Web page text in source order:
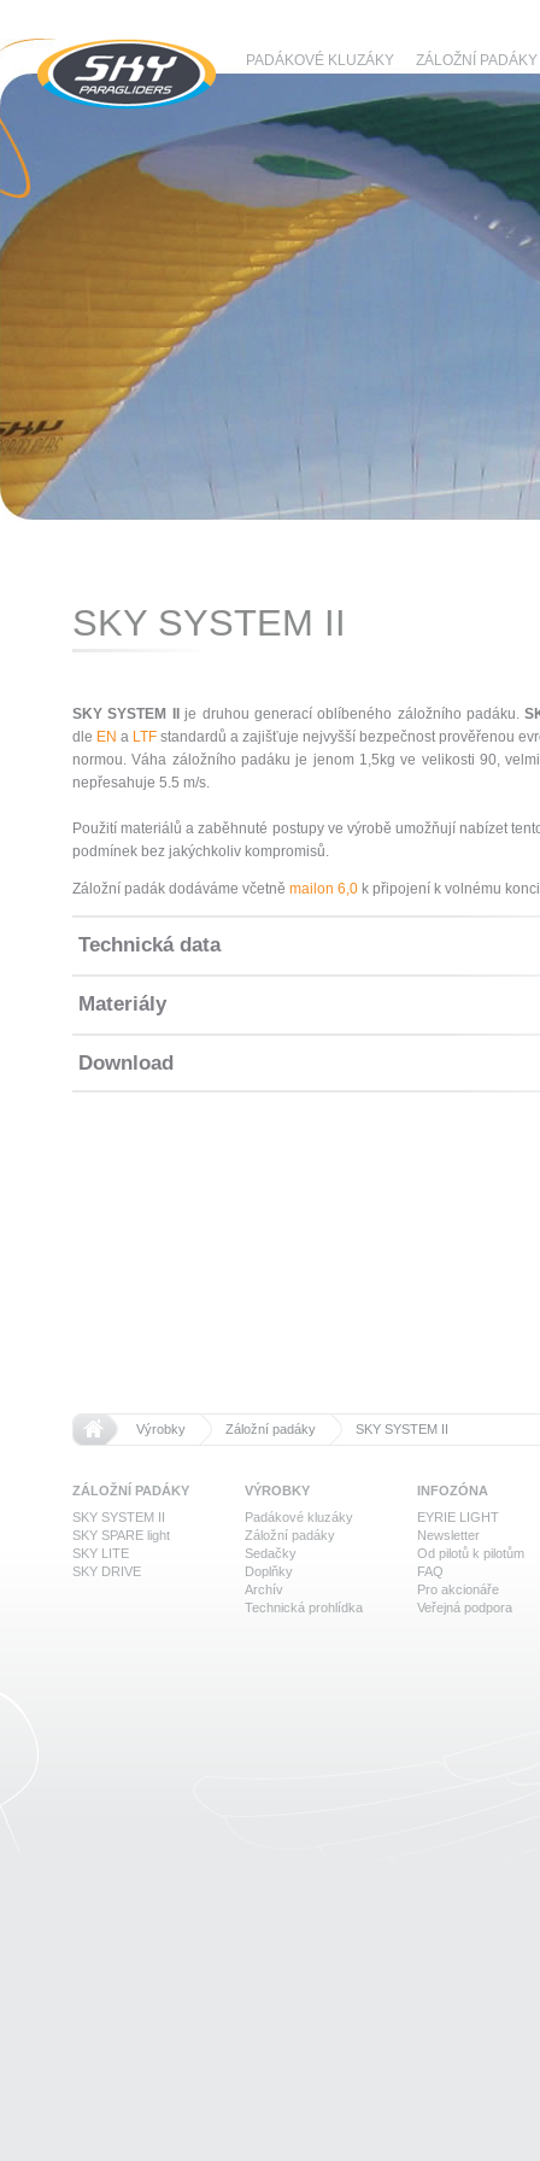
SKY Paragliders
SKY SYSTEM II
SKY SYSTEM II je druhou generací oblíbeného záložního padáku.
dle EN a LTF standardů a zajišťuje nejvyšší bezpečnost prověřenou
normou. Váha záložního padáku je jenom 1,5kg ve velikosti 90,
nepřesahuje 5.5 m/s.
Použití materiálů a zaběhnuté postupy ve výrobě umožňují nabízet
podmínek bez jakýchkoliv kompromisů.
Záložní padák dodáváme včetně mailon 6,0 k připojení k volnému
Technická data
Materiály
Download
PADÁKOVÉ KLUZÁKY ZÁLOŽNÍ PADÁKY
Domů Výrobky Záložní padáky SKY SYSTEM II
ZÁLOŽNÍ PADÁKY
SKY SYSTEM II
SKY SPARE light
SKY LITE
SKY DRIVE
VÝROBKY
Padákové kluzáky
Záložní padáky
Sedačky
Doplňky
Archív
Technická prohlídka
INFOZÓNA
EYRIE LIGHT
Newsletter
Od pilotů k pilotům
FAQ
Pro akcionáře
Veřejná podpora